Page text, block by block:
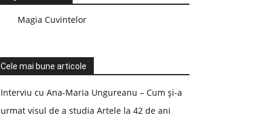
Magia Cuvintelor
Cele mai bune articole
Interviu cu Ana-Maria Ungureanu – Cum și-a
urmat visul de a studia Artele la 42 de ani